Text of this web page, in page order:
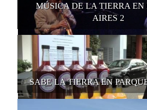
MÚSICA DE LA TIERRA EN
AIRES 2
SABE LA TIERRA EN